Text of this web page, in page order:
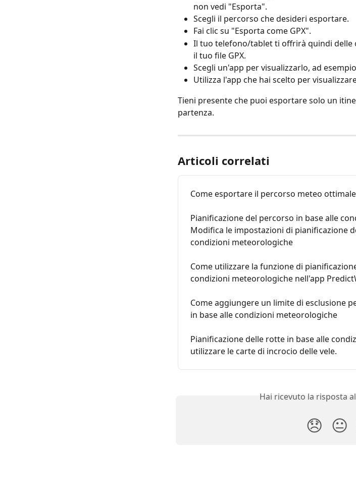
non vedi "Esporta".
Scegli il percorso che desideri esportare.
Fai clic su "Esporta come GPX".
Il tuo telefono/tablet ti offrirà quindi delle
il tuo file GPX.
Scegli un'app per visualizzarlo, ad
Utilizza l'app che hai scelto per
Tieni presente che puoi esportare solo un
partenza.
Articoli correlati
Come esportare il percorso meteo ottimale
Pianificazione del percorso in base alle
Modifica le impostazioni di pianificazione
condizioni meteorologiche
Come utilizzare la funzione di
condizioni meteorologiche nell'app
Come aggiungere un limite di esclusione
in base alle condizioni meteorologiche
Pianificazione delle rotte in base alle
utilizzare le carte di incrocio delle vele.
Hai ricevuto la risposta
😞 😐